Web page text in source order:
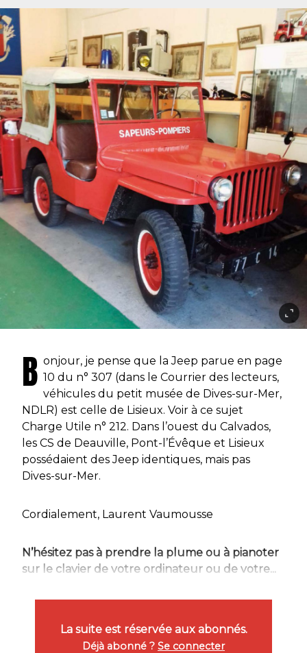
B onjour, je pense que la Jeep parue en page
10 du n° 307 (dans le Courrier des lecteurs,
véhicules du petit musée de Dives-sur-Mer,
NDLR) est celle de Lisieux. Voir à ce sujet
Charge Utile n° 212. Dans l’ouest du Calvados,
les CS de Deauville, Pont-l’Évêque et Lisieux
possédaient des Jeep identiques, mais pas
Dives-sur-Mer.
Cordialement, Laurent Vaumousse
N’hésitez pas à prendre la plume ou à pianoter
sur le clavier de votre ordinateur ou de votre...
La suite est réservée aux abonnés.
Déjà abonné ? Se connecter